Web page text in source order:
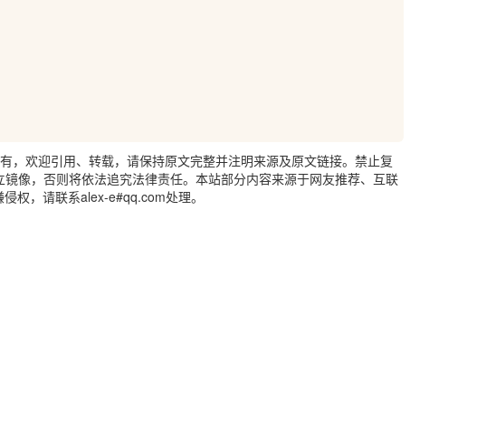
，欢迎引用、转载，请保持原文完整并注明来源及原文链接。禁止复
像，否则将依法追究法律责任。本站部分内容来源于网友推荐、互联
权，请联系alex-e#qq.com处理。